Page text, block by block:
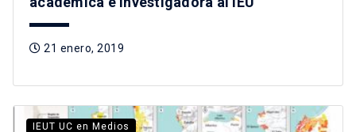
21 enero, 2019
IEUT UC en Medios